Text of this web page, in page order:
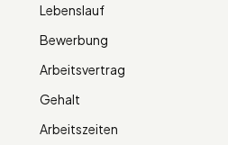
Lebenslauf
Bewerbung
Arbeitsvertrag
Gehalt
Arbeitszeiten